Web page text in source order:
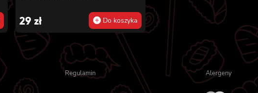
29 zł Do koszyka
Regulamin Alergeny